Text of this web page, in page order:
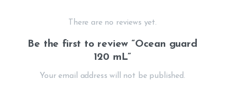
There are no reviews yet.
Be the first to review “Ocean guard
120 mL”
Your email address will not be published.